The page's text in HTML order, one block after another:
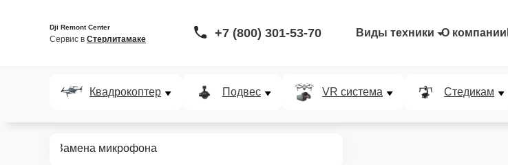
Dji Remont Center
Сервис в Стерлитамаке +7 (800) 301-53-70 Виды техники О компании
Квадрокоптер Подвес VR система Стедикам
Замена микрофона